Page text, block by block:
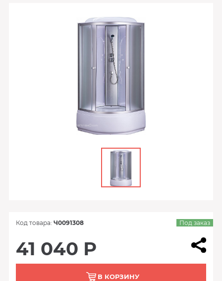
Код товара: Ч0091308 Под заказ
41 040 Р
В КОРЗИНУ